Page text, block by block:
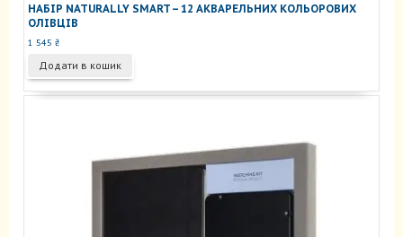
НАБІР NATURALLY SMART – 12 АКВАРЕЛЬНИХ КОЛЬОРОВИХ
ОЛІВЦІВ
1 545 ₴
Додати в кошик